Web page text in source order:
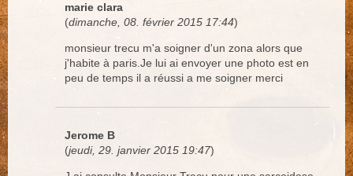
marie clara
(dimanche, 08. février 2015 17:44)
monsieur trecu m'a soigner d'un zona alors que
j'habite à paris.Je lui ai envoyer une photo est en
peu de temps il a réussi a me soigner merci
Jerome B
(jeudi, 29. janvier 2015 19:47)